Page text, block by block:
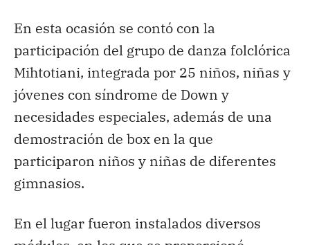
En esta ocasión se contó con la
participación del grupo de danza folclórica
Mihtotiani, integrada por 25 niños, niñas y
jóvenes con síndrome de Down y
necesidades especiales, además de una
demostración de box en la que
participaron niños y niñas de diferentes
gimnasios.
En el lugar fueron instalados diversos